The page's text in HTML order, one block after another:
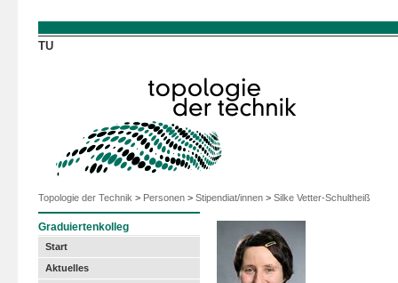
TU
Topologie der Technik > Personen > Stipendiat/innen > Silke Vetter-Schultheiß
Graduiertenkolleg
Start
Aktuelles